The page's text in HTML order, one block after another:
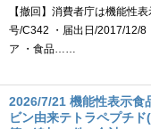
【撤回】消費者庁は機能性
号/C342 ・届出日/2017/12/8
ア ・食品……
2026/7/21 機能性表示
ビン由来テトラペプチド